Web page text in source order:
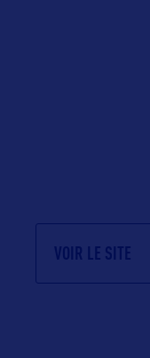
VOIR LE SITE